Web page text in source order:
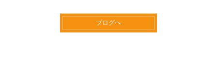
ブログへ